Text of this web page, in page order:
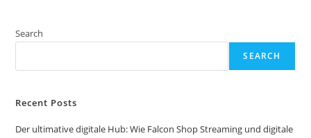
Search
SEARCH
Recent Posts
Der ultimative digitale Hub: Wie Falcon Shop Streaming und digitale